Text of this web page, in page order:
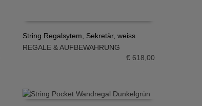
IN DEN WARENKORB
String Regalsytem, Sekretär, weiss
REGALE & AUFBEWAHRUNG
€ 618,00